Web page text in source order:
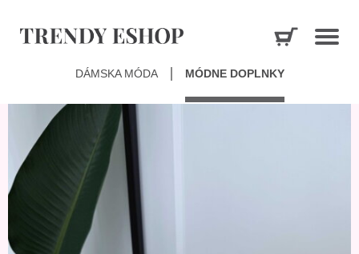
DÁMSKA MÓDA MÓDNE DOPLNKY